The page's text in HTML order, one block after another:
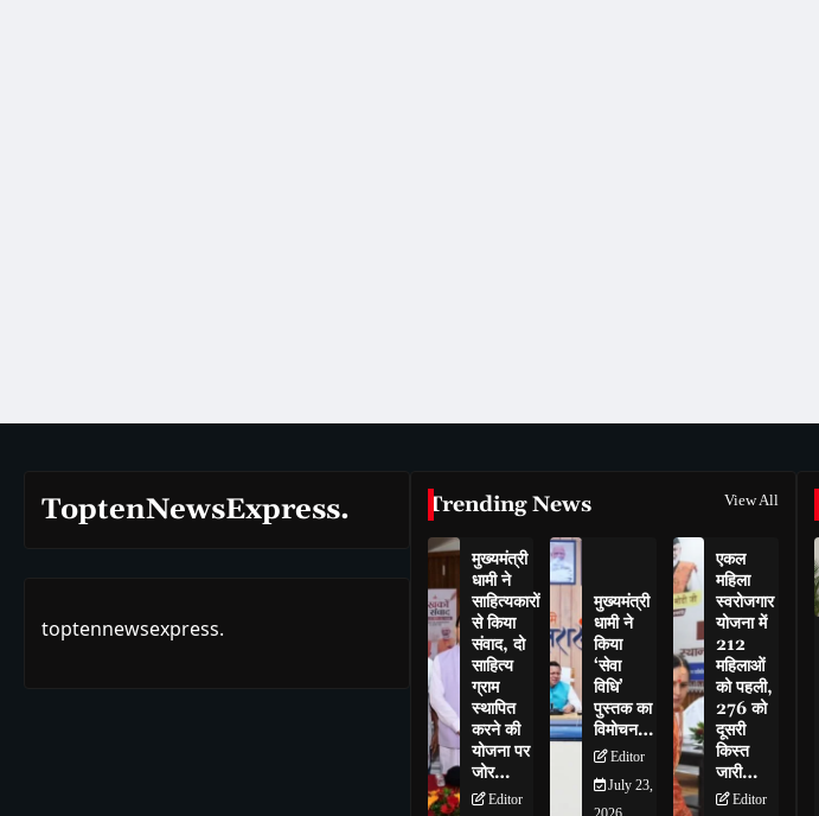
ToptenNewsExpress.
toptennewsexpress.
Trending News View All
मुख्यमंत्री
धामी ने
साहित्यकारों
से किया
संवाद, दो
साहित्य
ग्राम
स्थापित
करने की
योजना पर
जोर…
Editor
मुख्यमंत्री
धामी ने
किया
‘सेवा
विधि’
पुस्तक का
विमोचन…
Editor
July 23,
एकल
महिला
स्वरोजगार
योजना में
212
महिलाओं
को पहली,
276 को
दूसरी
किस्त
जारी…
Editor